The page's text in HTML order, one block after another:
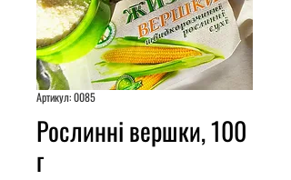
Артикул: 0085
Рослинні вершки, 100
г